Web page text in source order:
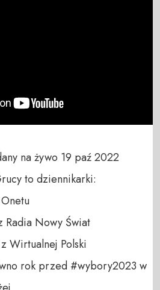
na żywo 19 paź 2022
to dziennikarki:
Nowy Świat
Wirtualnej Polski
rok przed #wybory2023 w